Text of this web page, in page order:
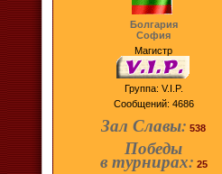
Болгария
София
Магистр
Группа: V.I.P.
Сообщений: 4686
Зал Славы: 538
Победы
в турнирах: 25